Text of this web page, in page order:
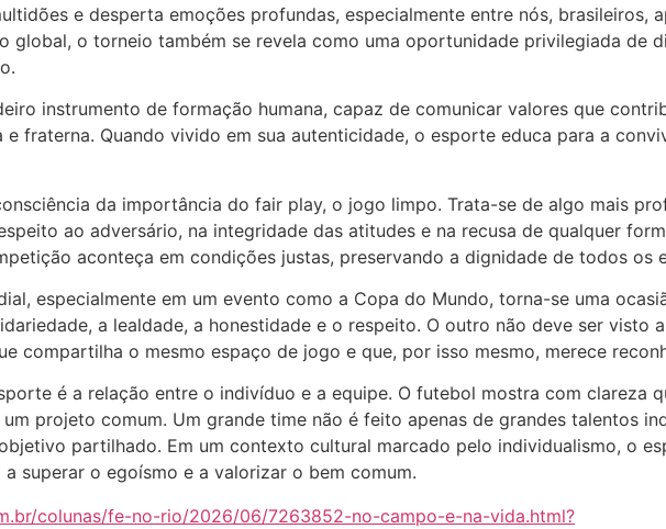
e desperta emoções profundas, especialmente entre nós, brasileiros,
global, o torneio também se revela como uma oportunidade privilegiada de
instrumento de formação humana, capaz de comunicar valores que
fraterna. Quando vivido em sua autenticidade, o esporte educa para a
da importância do fair play, o jogo limpo. Trata-se de algo mais
ao adversário, na integridade das atitudes e na recusa de qualquer
aconteça em condições justas, preservando a dignidade de todos os
especialmente em um evento como a Copa do Mundo, torna-se uma
a lealdade, a honestidade e o respeito. O outro não deve ser visto
compartilha o mesmo espaço de jogo e que, por isso mesmo, merece
é a relação entre o indivíduo e a equipe. O futebol mostra com clareza
projeto comum. Um grande time não é feito apenas de grandes talentos
partilhado. Em um contexto cultural marcado pelo individualismo, o
superar o egoísmo e a valorizar o bem comum.
colunas/fe-no-rio/2026/06/7263852-no-campo-e-na-vida.html?